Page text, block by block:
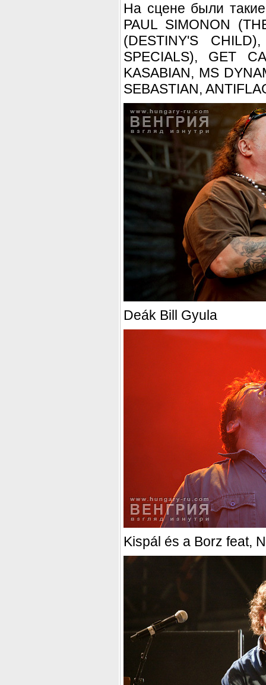
На сцене были
PAUL SIMONON
(DESTINY'S
SPECIALS), GET
KASABIAN, MS
SEBASTIAN,
Deák Bill Gyula
Kispál és a Borz feat,